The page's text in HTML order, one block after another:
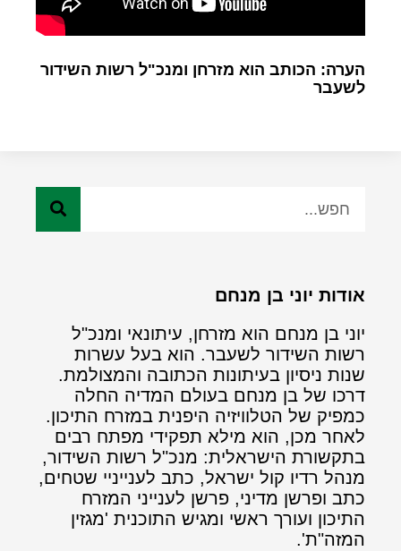
הערה: הכותב הוא מזרחן ומנכ"ל רשות השידור
לשעבר
אודות יוני בן מנחם
יוני בן מנחם הוא מזרחן, עיתונאי ומנכ"ל
רשות השידור לשעבר. הוא בעל עשרות
שנות ניסיון בעיתונות הכתובה והמצולמת.
דרכו של בן מנחם בעולם המדיה החלה
כמפיק של הטלוויזיה היפנית במזרח התיכון.
לאחר מכן, הוא מילא תפקידי מפתח רבים
בתקשורת הישראלית: מנכ"ל רשות השידור,
מנהל רדיו קול ישראל, כתב לענייניי שטחים,
כתב ופרשן מדיני, פרשן לענייני המזרח
התיכון ועורך ראשי ומגיש התוכנית 'מגזין
המזה"ת'.